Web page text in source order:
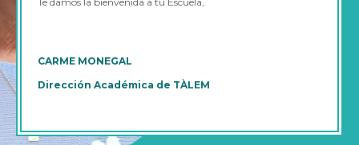
CARME MONEGAL
Dirección Académica de TÀLEM